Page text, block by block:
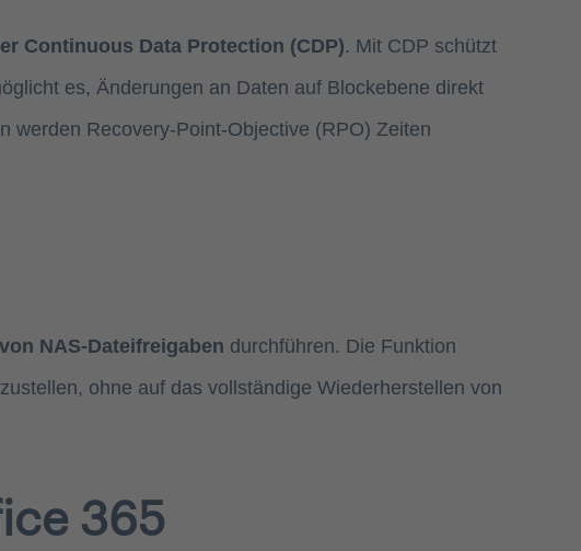
Continuous Data Protection (CDP). Mit CDP schützt
es, Änderungen an Daten auf Blockebene direkt
werden Recovery-Point-Objective (RPO) Zeiten
NAS-Dateifreigaben durchführen. Die Funktion
ohne auf das vollständige Wiederherstellen von
365